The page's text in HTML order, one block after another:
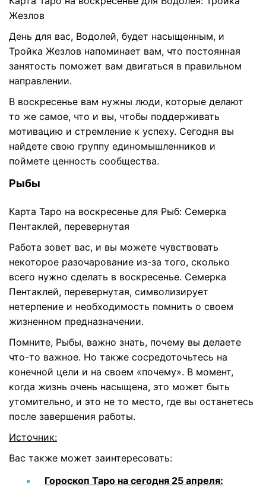
Жезлов
День для вас, Водолей, будет насыщенным, и
Тройка Жезлов напоминает вам, что постоянная
занятость поможет вам двигаться в правильном
направлении.
В воскресенье вам нужны люди, которые делают
то же самое, что и вы, чтобы поддерживать
мотивацию и стремление к успеху. Сегодня вы
найдете свою группу единомышленников и
поймете ценность сообщества.
Рыбы
Карта Таро на воскресенье для Рыб: Семерка
Пентаклей, перевернутая
Работа зовет вас, и вы можете чувствовать
некоторое разочарование из-за того, сколько
всего нужно сделать в воскресенье. Семерка
Пентаклей, перевернутая, символизирует
нетерпение и необходимость помнить о своем
жизненном предназначении.
Помните, Рыбы, важно знать, почему вы делаете
что-то важное. Но также сосредоточьтесь на
конечной цели и на своем «почему». В момент,
когда жизнь очень насыщена, это может быть
утомительно, и это не то место, где вы останетесь
после завершения работы.
Источник:
Вас также может заинтересовать:
Гороскоп Таро на сегодня 25 апреля: